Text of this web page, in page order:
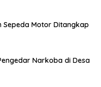
Sepeda Motor Ditangkap
Narkoba di Desa